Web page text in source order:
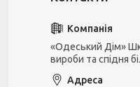
«Одеський Дім»
вироби та спідня